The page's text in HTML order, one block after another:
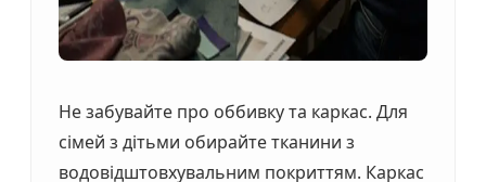
Не забувайте про оббивку та каркас. Для
сімей з дітьми обирайте тканини з
водовідштовхувальним покриттям. Каркас